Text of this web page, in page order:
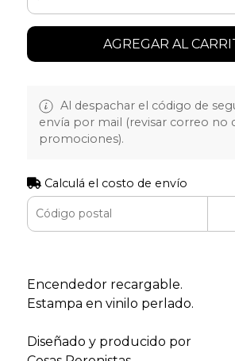
AGREGAR AL
Al despachar el código de
envía por mail (revisar correo no
promociones).
Calculá el costo de envío
Encendedor recargable.
Estampa en vinilo perlado.
Diseñado y producido por